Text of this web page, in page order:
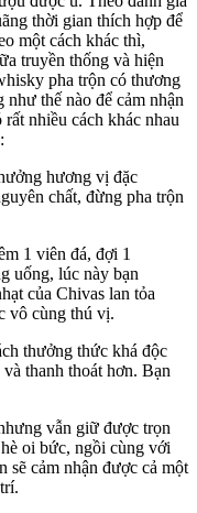
thời gian thích hợp để
một cách khác thì,
truyền thống và hiện
pha trộn có thương
thế nào để cảm nhận
nhiều cách khác nhau
hương vị đặc
chất, đừng pha trộn
1 viên đá, đợi 1
uống, lúc này bạn
của Chivas lan tỏa
vô cùng thú vị.
thưởng thức khá độc
thanh thoát hơn. Bạn
vẫn giữ được trọn
oi bức, ngồi cùng với
sẽ cảm nhận được cả một